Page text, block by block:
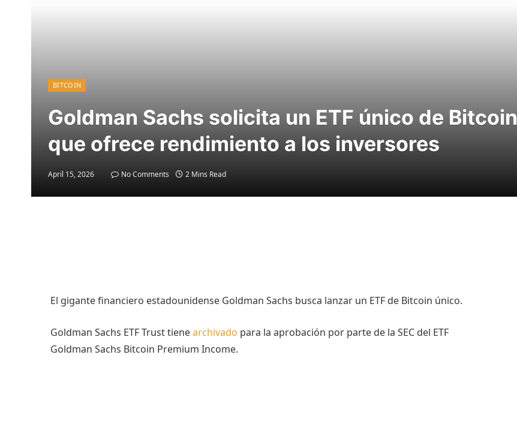
BITCOIN
Goldman Sachs solicita un ETF único de Bitcoin
que ofrece rendimiento a los inversores
April 15, 2026 No Comments 2 Mins Read
El gigante financiero estadounidense Goldman Sachs busca lanzar un ETF de Bitcoin único.
Goldman Sachs ETF Trust tienearchivado para la aprobación por parte de la SEC del ETF
Goldman Sachs Bitcoin Premium Income.